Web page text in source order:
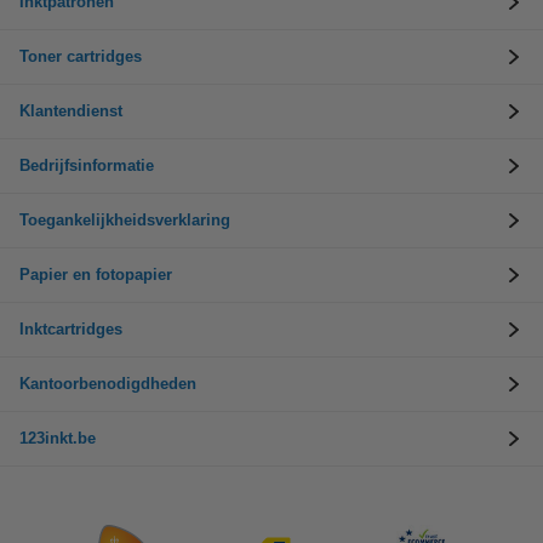
Toner cartridges
Klantendienst
Bedrijfsinformatie
Toegankelijkheidsverklaring
Papier en fotopapier
Inktcartridges
Kantoorbenodigdheden
123inkt.be